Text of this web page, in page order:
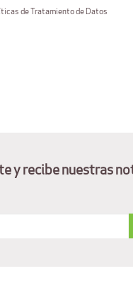
de Tratamiento de Datos
y recibe nuestras